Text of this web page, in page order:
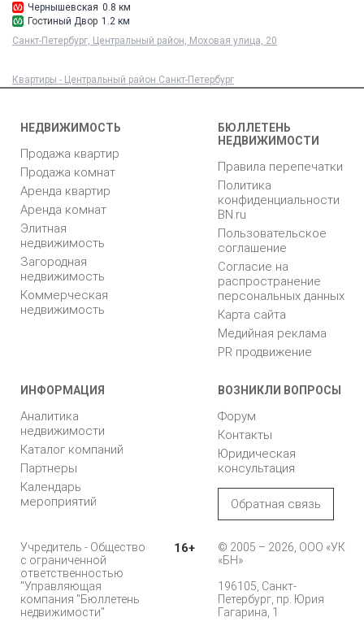
Чернышевская 0.8 км
Гостиный Двор 1.2 км
Санкт-Петербург, Центральный район, Моховая улица, 20
Квартиры - Центральный район Санкт-Петербург
НЕДВИЖИМОСТЬ
Продажа квартир
Продажа комнат
Аренда квартир
Аренда комнат
Элитная
недвижимость
Загородная
недвижимость
Коммерческая
недвижимость
БЮЛЛЕТЕНЬ
НЕДВИЖИМОСТИ
Правила перепечатки
Политика
конфиденциальности
BN.ru
Пользовательское
соглашение
Согласие на
распространение
персональных данных
Карта сайта
Медийная реклама
PR продвижение
ИНФОРМАЦИЯ
Аналитика
недвижимости
Каталог компаний
Партнеры
Календарь
мероприятий
ВОЗНИКЛИ ВОПРОСЫ
Форум
Контакты
Юридическая
консультация
Обратная связь
Учредитель - Общество
с ограниченной
ответственностью
"Управляющая
компания "Бюллетень
недвижимости"
16+
© 2005 – 2026, ООО «УК
«БН»
196105, Санкт-
Петербург, пр. Юрия
Гагарина, 1